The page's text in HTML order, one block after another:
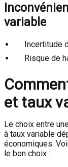
variable
Incertitude
Risque de
et taux
Le choix entre
à taux variable
économiques.
le bon choix :